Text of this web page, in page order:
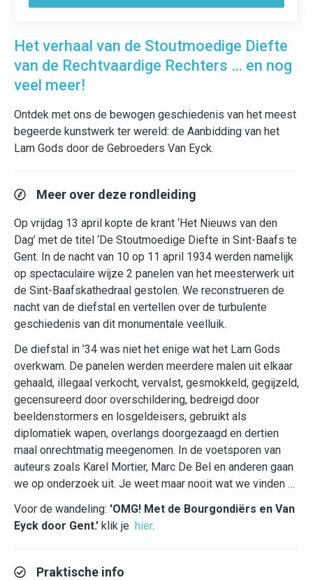
Het verhaal van de Stoutmoedige Diefte
van de Rechtvaardige Rechters … en nog
veel meer!
Ontdek met ons de bewogen geschiedenis van het meest
begeerde kunstwerk ter wereld: de Aanbidding van het
Lam Gods door de Gebroeders Van Eyck.
Meer over deze rondleiding
Op vrijdag 13 april kopte de krant ‘Het Nieuws van den
Dag’ met de titel ‘De Stoutmoedige Diefte in Sint-Baafs te
Gent. In de nacht van 10 op 11 april 1934 werden namelijk
op spectaculaire wijze 2 panelen van het meesterwerk uit
de Sint-Baafskathedraal gestolen. We reconstrueren de
nacht van de diefstal en vertellen over de turbulente
geschiedenis van dit monumentale veelluik.
De diefstal in ’34 was niet het enige wat het Lam Gods
overkwam. De panelen werden meerdere malen uit elkaar
gehaald, illegaal verkocht, vervalst, gesmokkeld, gegijzeld,
gecensureerd door overschildering, bedreigd door
beeldenstormers en losgeldeisers, gebruikt als
diplomatiek wapen, overlangs doorgezaagd en dertien
maal onrechtmatig meegenomen. In de voetsporen van
auteurs zoals Karel Mortier, Marc De Bel en anderen gaan
we op onderzoek uit. Je weet maar nooit wat we vinden …
Voor de wandeling: 'OMG! Met de Bourgondiërs en Van
Eyck door Gent.' klik je hier.
Praktische info